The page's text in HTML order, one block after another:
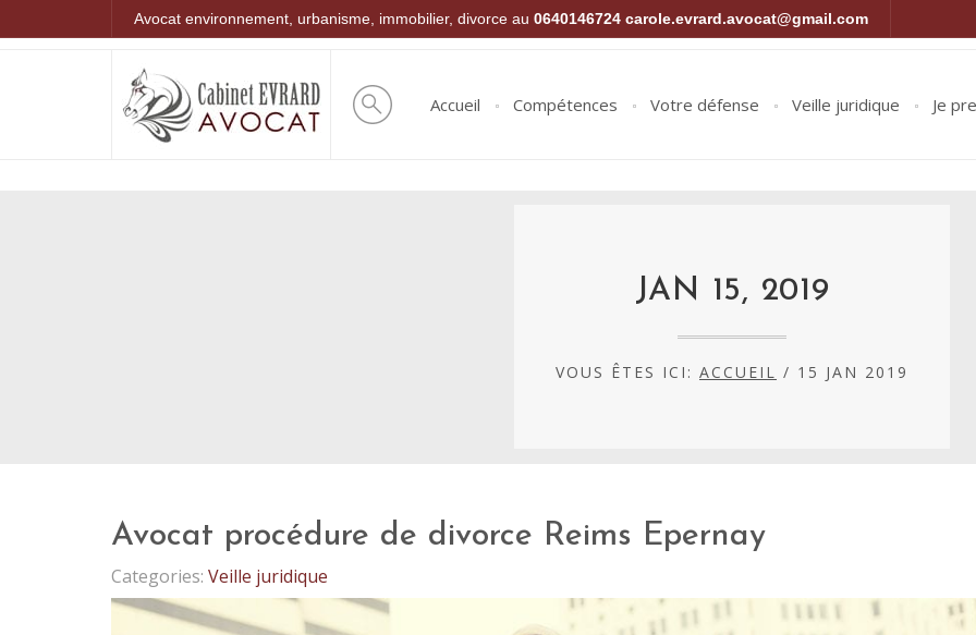
Avocat environnement, urbanisme, immobilier, divorce au 0640146724 carole.evrard.avocat@gmail.com
Accueil Compétences Votre défense Veille juridique Je
JAN 15, 2019
VOUS ÊTES ICI: ACCUEIL / 15 JAN 2019
Avocat procédure de divorce Reims Epernay
Categories: Veille juridique